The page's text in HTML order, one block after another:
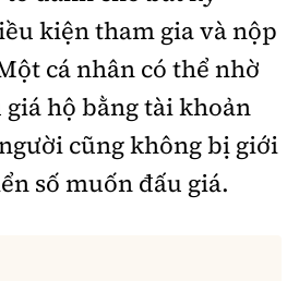
kiện tham gia và nộp
cá nhân có thể nhờ
hộ bằng tài khoản
cũng không bị giới
số muốn đấu giá.